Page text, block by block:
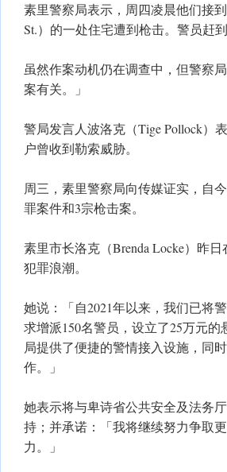
素里警察局表示，周四凌晨他们接
St.）的一处住宅遭到枪击。警员赶
虽然作案动机仍在调查中，但警察
案有关。」
警局发言人波洛克（Tige Pollock）
户曾收到勒索威胁。
周三，素里警察局向传媒证实，自
罪案件和3宗枪击案。
素里市长洛克（Brenda Locke）昨
犯罪浪潮。
她说：「自2021年以来，我们已将
求增派150名警员，设立了25万元
局提供了便捷的警情接入设施，同
作。」
她表示将与卑诗省公共安全及法务
持；并承诺：「我将继续努力争取
力。」